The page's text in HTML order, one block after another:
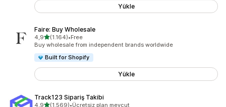
Yükle
Faire: Buy Wholesale
4,95 yıldız üzerinden
(1.164)
toplam 1164 değerlendirme
•Free
Buy wholesale from independent brands worldwide
Built for Shopify
Yükle
Track123 Sipariş Takibi
4,95 yıldız üzerinden
(1.569)•Ücretsiz plan mevcut